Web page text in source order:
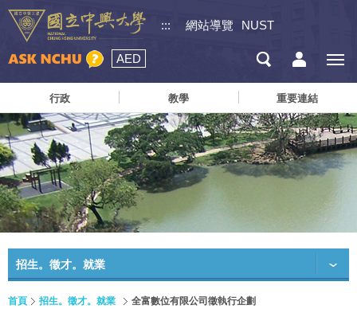
::: 網站導覽 NUST
AED
行政 教學 重要連結
招生。徵才。就業
首頁 招生。徵才。就業 全富數位有限公司徵執行企劃